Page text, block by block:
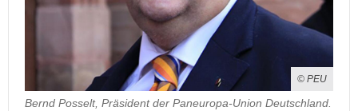
© PEU
Bernd Posselt, Präsident der Paneuropa-Union Deutschland.